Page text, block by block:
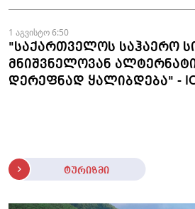
1 აგვისტო 6:50
"საქართველოს საჰაერო
მნიშვნელოვან
დერეფნად ყალიბდება" -
ტურიზმი